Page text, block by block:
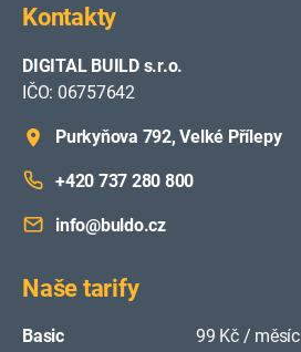
Kontakty
DIGITAL BUILD s.r.o.
IČO: 06757642
Purkyňova 792, Velké Přílepy
+420 737 280 800
info@buldo.cz
Naše tarify
Basic 99 Kč / měsíc